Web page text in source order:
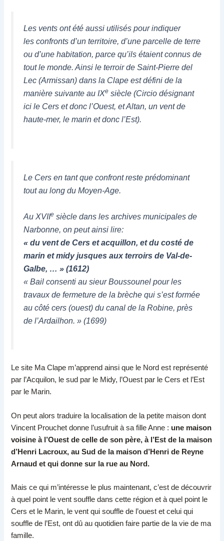
Les vents ont été aussi utilisés pour indiquer
les confronts d’un territoire, d’une parcelle de terre
ou d’une habitation, parce qu’ils étaient connus de
tout le monde. Ainsi le terroir de Saint-Pierre del
Lec (Armissan) dans la Clape est défini de la
manière suivante au IXe siècle (Circio désignant
ici le Cers et donc l’Ouest, et Altan, un vent de
haute-mer, le marin et donc l’Est).
Le Cers en tant que confront reste prédominant
tout au long du Moyen-Age.
Au XVIIe siècle dans les archives municipales de
Narbonne, on peut ainsi lire:
«du vent de Cers et acquillon, et du costé de
marin et midy jusques aux terroirs de Val-de-
Galbe, … » (1612)
«Bail consenti au sieur Boussounel pour les
travaux de fermeture de la brèche qui s’est formée
au côté cers (ouest) du canal de la Robine, près
de l’Ardailhon. » (1699)
Le site Ma Clape m’apprend ainsi que le Nord est représenté
par l’Acquilon, le sud par le Midy, l’Ouest par le Cers et l’Est
par le Marin.
On peut alors traduire la localisation de la petite maison dont
Vincent Prouchet donne l’usufruit à sa fille Anne : une maison
voisine à l’Ouest de celle de son père, à l’Est de la maison
d’Henri Lacroux, au Sud de la maison d’Henri de Reyne
Arnaud et qui donne sur la rue au Nord.
Mais ce qui m’intéresse le plus maintenant, c’est de découvrir
à quel point le vent souffle dans cette région et à quel point le
Cers et le Marin, le vent qui souffle de l’ouest et celui qui
souffle de l’Est, ont dû au quotidien faire partie de la vie de ma
famille.